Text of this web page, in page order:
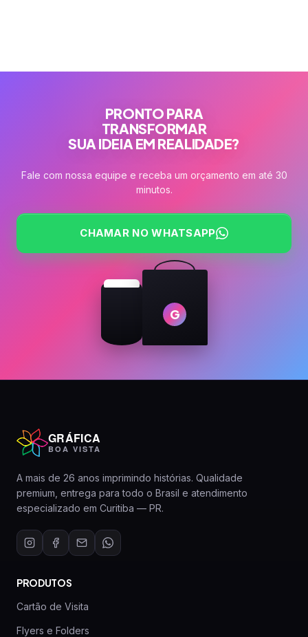
PRONTO PARA
TRANSFORMAR
SUA IDEIA EM REALIDADE?
Fale com nossa equipe e receba um orçamento em até 30
minutos.
CHAMAR NO WHATSAPP
G
GRÁFICA
BOA VISTA
A mais de 26 anos imprimindo histórias. Qualidade
premium, entrega para todo o Brasil e atendimento
especializado em Curitiba — PR.
PRODUTOS
Cartão de Visita
Flyers e Folders